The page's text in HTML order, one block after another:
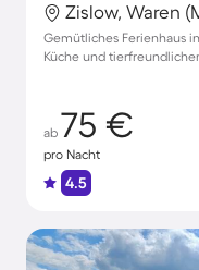
Zislow, Waren
Gemütliches Ferienhaus
Küche und
ab 75 €
pro Nacht
4.5